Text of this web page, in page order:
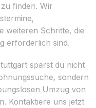
finden. Wir
weiteren Schritte, die
erforderlich sind.
sparst du nicht
sondern
Umzug von
Kontaktiere uns jetzt